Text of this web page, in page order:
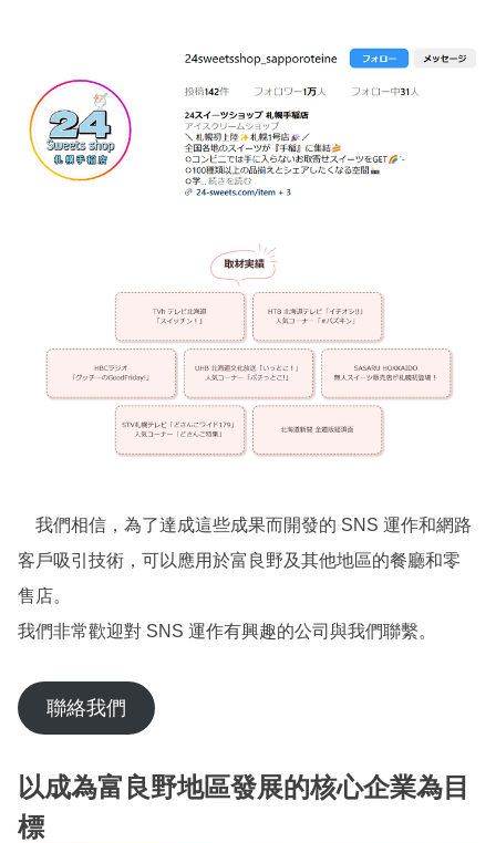
我們相信，為了達成這些成果而開發的 SNS 運作和網路
客戶吸引技術，可以應用於富良野及其他地區的餐廳和零
售店。
我們非常歡迎對 SNS 運作有興趣的公司與我們聯繫。
聯絡我們
以成為富良野地區發展的核心企業為目
標